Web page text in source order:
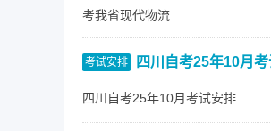
考我省现代物流
考试安排 四川自考25年10月
四川自考25年10月考试安排
表